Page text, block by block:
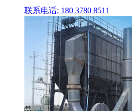
联系电话: 180 3780 8511